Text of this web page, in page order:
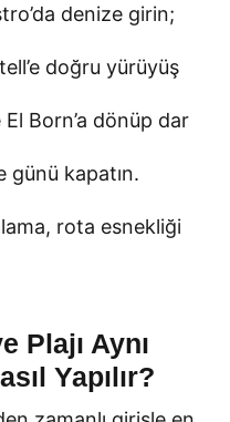
denize girin;
doğru yürüyüş
Born’a dönüp dar
günü kapatın.
rota esnekliği
Plajı Aynı
Yapılır?